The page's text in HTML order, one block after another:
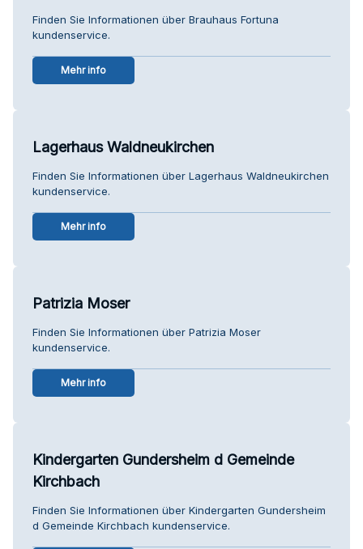
Finden Sie Informationen über Brauhaus Fortuna
kundenservice.
Mehr info
Lagerhaus Waldneukirchen
Finden Sie Informationen über Lagerhaus Waldneukirchen
kundenservice.
Mehr info
Patrizia Moser
Finden Sie Informationen über Patrizia Moser
kundenservice.
Mehr info
Kindergarten Gundersheim d Gemeinde
Kirchbach
Finden Sie Informationen über Kindergarten Gundersheim
d Gemeinde Kirchbach kundenservice.